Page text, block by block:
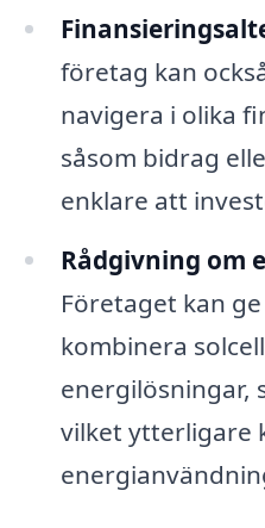
företag kan
navigera i olika
såsom bidrag
enklare att
Rådgivning om
Företaget kan
kombinera
energilösningar,
vilket ytterligare